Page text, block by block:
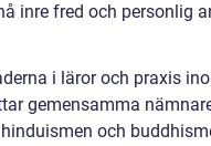
inre fred och personlig
i läror och praxis
gemensamma
och